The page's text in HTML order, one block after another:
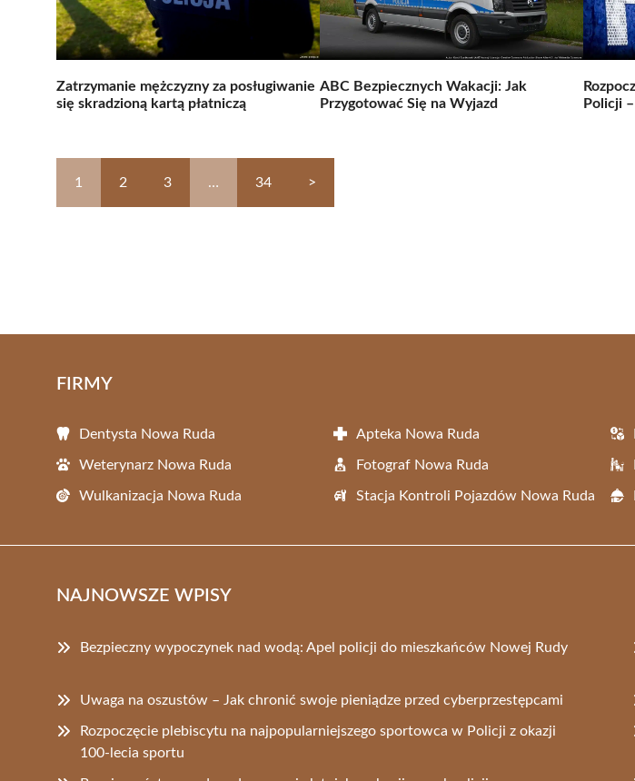
Zatrzymanie mężczyzny za posługiwanie
się skradzioną kartą płatniczą
ABC Bezpiecznych Wakacji: Jak
Przygotować Się na Wyjazd
Policji
1 2 3 … 34 >
FIRMY
Dentysta Nowa Ruda Apteka Nowa Ruda
Weterynarz Nowa Ruda Fotograf Nowa Ruda
Wulkanizacja Nowa Ruda Stacja Kontroli Pojazdów Nowa Ruda
NAJNOWSZE WPISY
Bezpieczny wypoczynek nad wodą: Apel policji do mieszkańców Nowej Rudy
Uwaga na oszustów – Jak chronić swoje pieniądze przed cyberprzestępcami
Rozpoczęcie plebiscytu na najpopularniejszego sportowca w Policji z okazji
100-lecia sportu